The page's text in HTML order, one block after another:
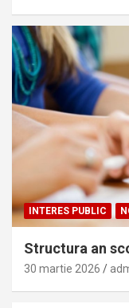
INTERES PUBLIC
Structura an
30 martie 2026